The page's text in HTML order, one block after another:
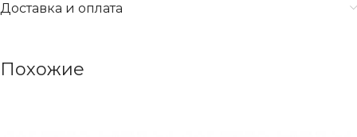
Доставка и оплата
Похожие